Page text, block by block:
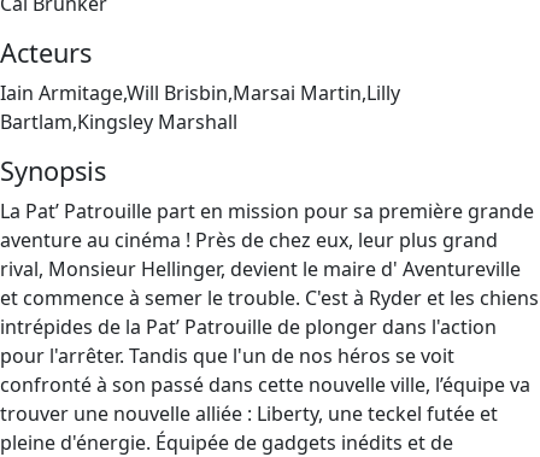
Acteurs
Iain Armitage,Will Brisbin,Marsai Martin,Lilly
Bartlam,Kingsley Marshall
Synopsis
La Pat’ Patrouille part en mission pour sa première grande
aventure au cinéma ! Près de chez eux, leur plus grand
rival, Monsieur Hellinger, devient le maire d' Aventureville
et commence à semer le trouble. C'est à Ryder et les chiens
intrépides de la Pat’ Patrouille de plonger dans l'action
pour l'arrêter. Tandis que l'un de nos héros se voit
confronté à son passé dans cette nouvelle ville, l’équipe va
trouver une nouvelle alliée : Liberty, une teckel futée et
pleine d'énergie. Équipée de gadgets inédits et de